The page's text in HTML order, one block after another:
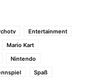
Entertainment
Mario Kart
Nintendo
Spaß